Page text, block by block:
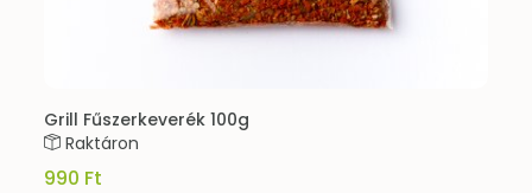
Grill Fűszerkeverék 100g
Raktáron
990 Ft